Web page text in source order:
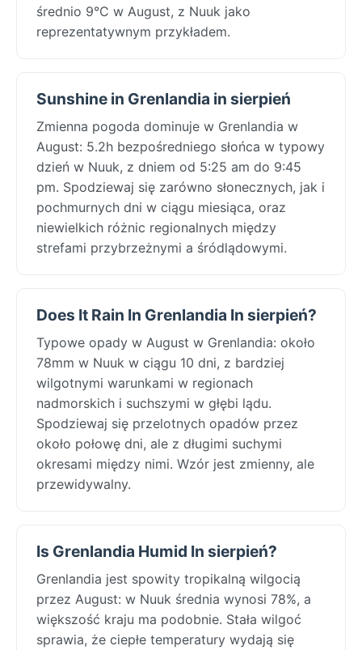
średnio 9°C w August, z Nuuk jako
reprezentatywnym przykładem.
Sunshine in Grenlandia in sierpień
Zmienna pogoda dominuje w Grenlandia w
August: 5.2h bezpośredniego słońca w typowy
dzień w Nuuk, z dniem od 5:25 am do 9:45
pm. Spodziewaj się zarówno słonecznych, jak i
pochmurnych dni w ciągu miesiąca, oraz
niewielkich różnic regionalnych między
strefami przybrzeżnymi a śródlądowymi.
Does It Rain In Grenlandia In sierpień?
Typowe opady w August w Grenlandia: około
78mm w Nuuk w ciągu 10 dni, z bardziej
wilgotnymi warunkami w regionach
nadmorskich i suchszymi w głębi lądu.
Spodziewaj się przelotnych opadów przez
około połowę dni, ale z długimi suchymi
okresami między nimi. Wzór jest zmienny, ale
przewidywalny.
Is Grenlandia Humid In sierpień?
Grenlandia jest spowity tropikalną wilgocią
przez August: w Nuuk średnia wynosi 78%, a
większość kraju ma podobnie. Stała wilgoć
sprawia, że ciepłe temperatury wydają się